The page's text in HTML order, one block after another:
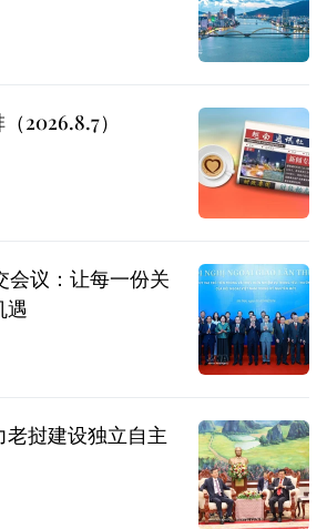
2026.8.7）
会议：让每一份关
遇
挝建设独立自主